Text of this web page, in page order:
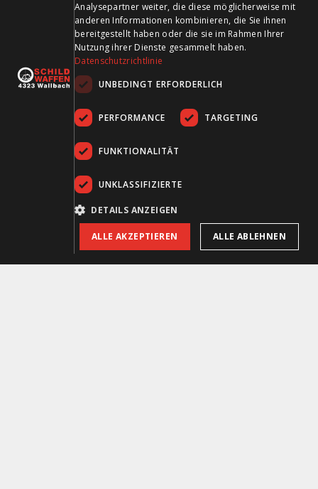
Gewehrtasche Gamo Gun Cover luxe 125cm black
Analysepartner weiter, die diese möglicherweise mit
anderen Informationen kombinieren, die Sie ihnen
bereitgestellt haben oder die sie im Rahmen Ihrer
Nutzung ihrer Dienste gesammelt haben.
Datenschutzrichtlinie
UNBEDINGT ERFORDERLICH
PERFORMANCE TARGETING
FUNKTIONALITÄT
UNKLASSIFIZIERTE
DETAILS ANZEIGEN
ALLE AKZEPTIEREN ALLE ABLEHNEN